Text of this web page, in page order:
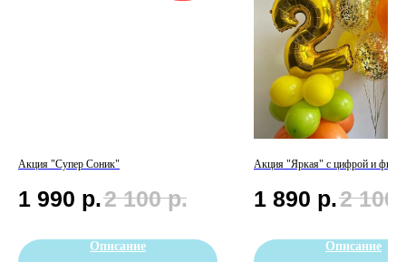
Акция "Супер Соник"
1 990 р.2 100 р.
Описание
Акция "Яркая" с цифрой и
1 890 р.2 100
Описание